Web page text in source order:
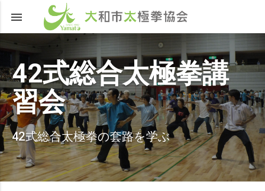

42式総合太極拳講
習会
42式総合太極拳の套路を学ぶ